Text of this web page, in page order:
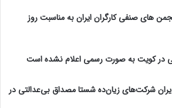
های صنفی کارگران ایران به مناسبت روز
در کویت به صورت رسمی اعلام نشده است
شرکت‌های زیان‌ده شستا مصداق بی‌عدالتی در